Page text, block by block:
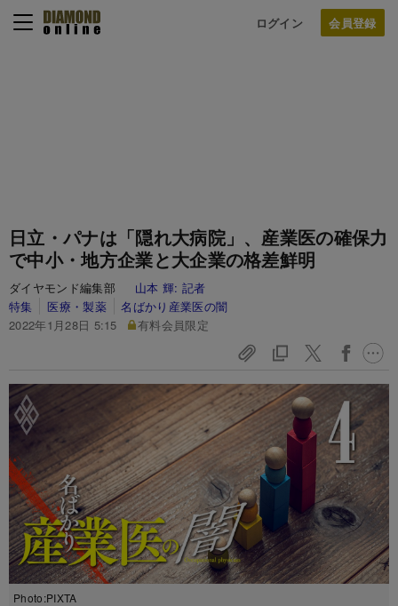
ログイン
日立・パナは「隠れ大病院」、産業医の確保力
で中小・地方企業と大企業の格差鮮明
ダイヤモンド編集部 山本 輝: 記者
特集
医療・製薬
名ばかり産業医の闇
2022年1月28日 5:15
有料会員限定
Photo:PIXTA